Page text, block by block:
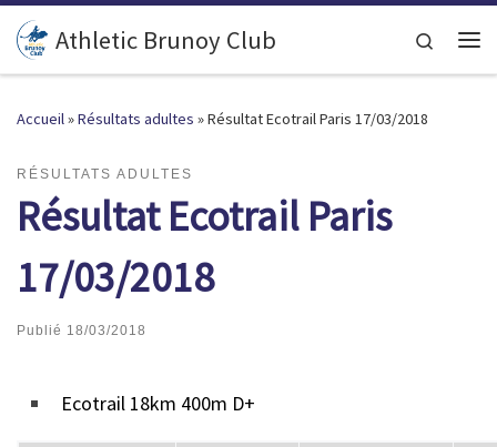
Passer au contenu
Athletic Brunoy Club Search
Accueil»Résultats adultes »Résultat Ecotrail Paris 17/03/2018
RÉSULTATS ADULTES
Résultat Ecotrail Paris
17/03/2018
Publié 18/03/2018
Ecotrail 18km 400m D+